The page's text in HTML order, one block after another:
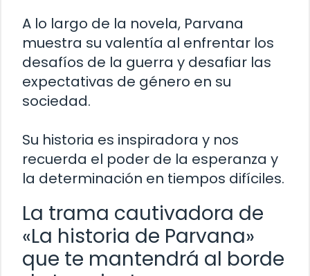
A lo largo de la novela, Parvana
muestra su valentía al enfrentar los
desafíos de la guerra y desafiar las
expectativas de género en su
sociedad.
Su historia es inspiradora y nos
recuerda el poder de la esperanza y
la determinación en tiempos difíciles.
La trama cautivadora de
«La historia de Parvana»
que te mantendrá al borde